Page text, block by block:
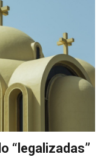
“legalizadas”